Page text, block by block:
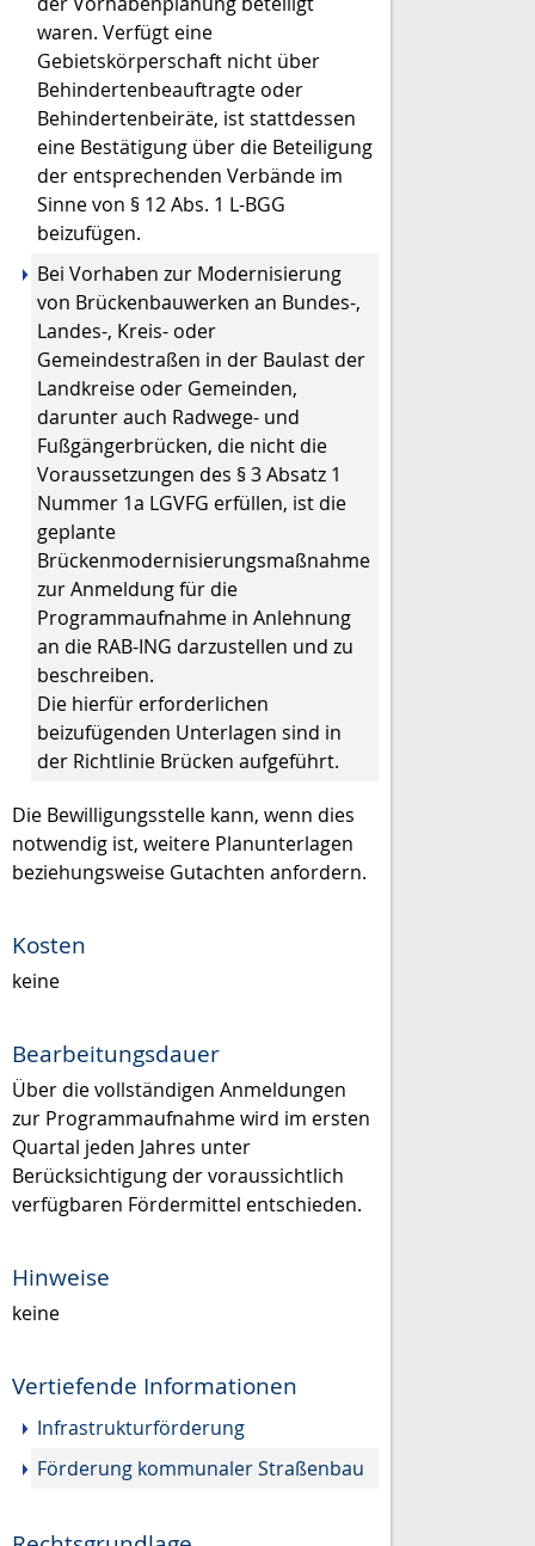
waren. Verfügt eine
Gebietskörperschaft nicht über
Behindertenbeauftragte oder
Behindertenbeiräte, ist stattdessen
eine Bestätigung über die Beteiligung
der entsprechenden Verbände im
Sinne von § 12 Abs. 1 L-BGG
beizufügen.
Bei Vorhaben zur Modernisierung
von Brückenbauwerken an Bundes-,
Landes-, Kreis- oder
Gemeindestraßen in der Baulast der
Landkreise oder Gemeinden,
darunter auch Radwege- und
Fußgängerbrücken, die nicht die
Voraussetzungen des § 3 Absatz 1
Nummer 1a LGVFG erfüllen, ist die
geplante
Brückenmodernisierungsmaßnahme
zur Anmeldung für die
Programmaufnahme in Anlehnung
an die RAB-ING darzustellen und zu
beschreiben.
Die hierfür erforderlichen
beizufügenden Unterlagen sind in
der Richtlinie Brücken aufgeführt.
Die Bewilligungsstelle kann, wenn dies
notwendig ist, weitere Planunterlagen
beziehungsweise Gutachten anfordern.
Kosten
keine
Bearbeitungsdauer
Über die vollständigen Anmeldungen
zur Programmaufnahme wird im ersten
Quartal jeden Jahres unter
Berücksichtigung der voraussichtlich
verfügbaren Fördermittel entschieden.
Hinweise
keine
Vertiefende Informationen
Infrastrukturförderung
Förderung kommunaler Straßenbau